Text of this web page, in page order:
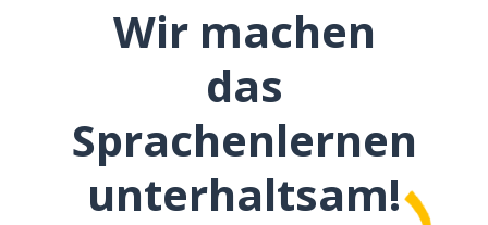
Wir machen
das
Sprachenlernen
unterhaltsam!